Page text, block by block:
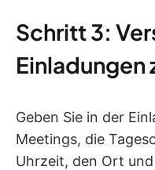
Schritt 3:
Einladungen
Geben Sie in der
Meetings, die
Uhrzeit, den Ort